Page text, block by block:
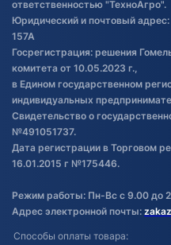
Обработка файлов cookie
Постановка транспорта на
Обновления в ЭПТС 2024
ответственностью "ТехноАгро".
Юридический и почтовый
157А
Госрегистрация: решения
комитета от 10.05.2023 г.,
в Едином государственном
индивидуальных
Свидетельство о
№491051737.
Дата регистрации в Торговом
16.01.2015 г №175446.
Режим работы: Пн-Вс с 9.00 до
Адрес электронной почты:
Способы оплаты товара: